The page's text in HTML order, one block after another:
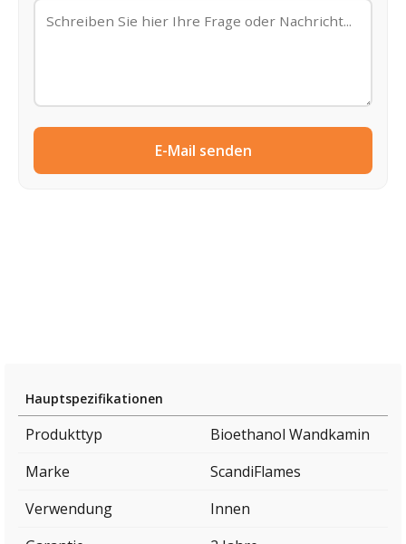
E-Mail senden
Hauptspezifikationen
Produkttyp
Bioethanol Wandkamin
Marke
ScandiFlames
Verwendung
Innen